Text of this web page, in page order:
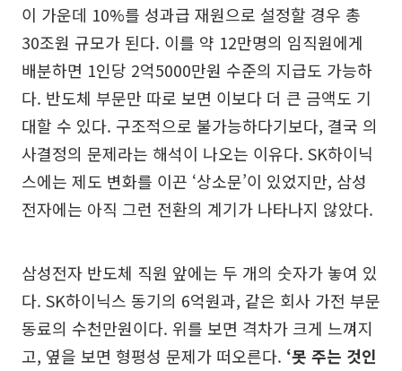
이 가운데 10%를 성과급 재원으로 설정할 경우 총
30조원 규모가 된다. 이를 약 12만명의 임직원에게
배분하면 1인당 2억5000만원 수준의 지급도 가능하
다. 반도체 부문만 따로 보면 이보다 더 큰 금액도 기
대할 수 있다. 구조적으로 불가능하다기보다, 결국 의
사결정의 문제라는 해석이 나오는 이유다. SK하이닉
스에는 제도 변화를 이끈 ‘상소문’이 있었지만, 삼성
전자에는 아직 그런 전환의 계기가 나타나지 않았다.
삼성전자 반도체 직원 앞에는 두 개의 숫자가 놓여 있
다. SK하이닉스 동기의 6억원과, 같은 회사 가전 부문
동료의 수천만원이다. 위를 보면 격차가 크게 느껴지
고, 옆을 보면 형평성 문제가 떠오른다. ‘못 주는 것인